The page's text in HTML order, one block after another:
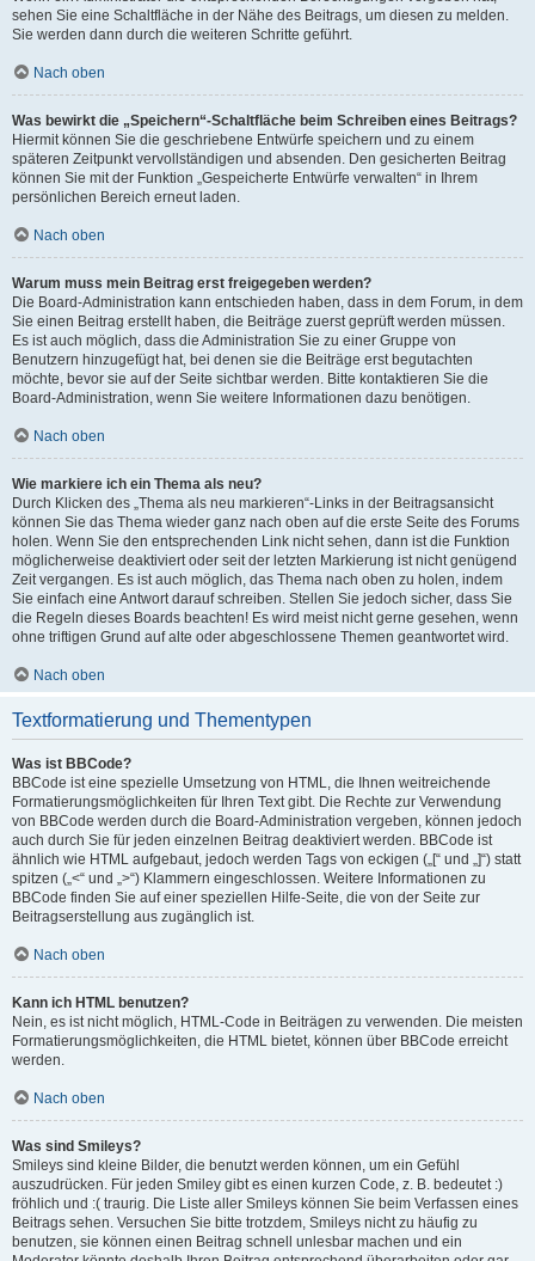
sehen Sie eine Schaltfläche in der Nähe des Beitrags, um diesen zu melden.
Sie werden dann durch die weiteren Schritte geführt.
Nach oben
Was bewirkt die „Speichern“-Schaltfläche beim Schreiben eines Beitrags?
Hiermit können Sie die geschriebene Entwürfe speichern und zu einem
späteren Zeitpunkt vervollständigen und absenden. Den gesicherten Beitrag
können Sie mit der Funktion „Gespeicherte Entwürfe verwalten“ in Ihrem
persönlichen Bereich erneut laden.
Nach oben
Warum muss mein Beitrag erst freigegeben werden?
Die Board-Administration kann entschieden haben, dass in dem Forum, in dem
Sie einen Beitrag erstellt haben, die Beiträge zuerst geprüft werden müssen.
Es ist auch möglich, dass die Administration Sie zu einer Gruppe von
Benutzern hinzugefügt hat, bei denen sie die Beiträge erst begutachten
möchte, bevor sie auf der Seite sichtbar werden. Bitte kontaktieren Sie die
Board-Administration, wenn Sie weitere Informationen dazu benötigen.
Nach oben
Wie markiere ich ein Thema als neu?
Durch Klicken des „Thema als neu markieren“-Links in der Beitragsansicht
können Sie das Thema wieder ganz nach oben auf die erste Seite des Forums
holen. Wenn Sie den entsprechenden Link nicht sehen, dann ist die Funktion
möglicherweise deaktiviert oder seit der letzten Markierung ist nicht genügend
Zeit vergangen. Es ist auch möglich, das Thema nach oben zu holen, indem
Sie einfach eine Antwort darauf schreiben. Stellen Sie jedoch sicher, dass Sie
die Regeln dieses Boards beachten! Es wird meist nicht gerne gesehen, wenn
ohne triftigen Grund auf alte oder abgeschlossene Themen geantwortet wird.
Nach oben
Textformatierung und Thementypen
Was ist BBCode?
BBCode ist eine spezielle Umsetzung von HTML, die Ihnen weitreichende
Formatierungsmöglichkeiten für Ihren Text gibt. Die Rechte zur Verwendung
von BBCode werden durch die Board-Administration vergeben, können jedoch
auch durch Sie für jeden einzelnen Beitrag deaktiviert werden. BBCode ist
ähnlich wie HTML aufgebaut, jedoch werden Tags von eckigen („[“ und „]“) statt
spitzen („<“ und „>“) Klammern eingeschlossen. Weitere Informationen zu
BBCode finden Sie auf einer speziellen Hilfe-Seite, die von der Seite zur
Beitragserstellung aus zugänglich ist.
Nach oben
Kann ich HTML benutzen?
Nein, es ist nicht möglich, HTML-Code in Beiträgen zu verwenden. Die meisten
Formatierungsmöglichkeiten, die HTML bietet, können über BBCode erreicht
werden.
Nach oben
Was sind Smileys?
Smileys sind kleine Bilder, die benutzt werden können, um ein Gefühl
auszudrücken. Für jeden Smiley gibt es einen kurzen Code, z. B. bedeutet :)
fröhlich und :( traurig. Die Liste aller Smileys können Sie beim Verfassen eines
Beitrags sehen. Versuchen Sie bitte trotzdem, Smileys nicht zu häufig zu
benutzen, sie können einen Beitrag schnell unlesbar machen und ein